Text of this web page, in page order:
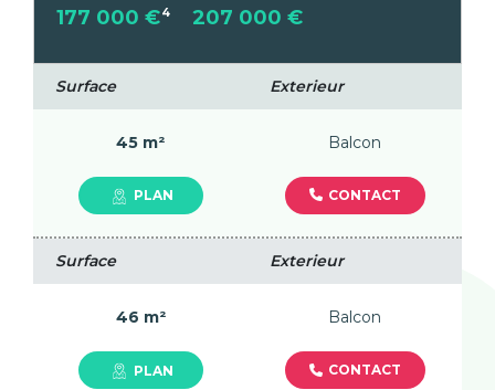
177 000 €4 207 000 €
Surface
45 m²
Exterieur
Balcon
PLAN CONTACT
Surface
46 m²
Exterieur
Balcon
PLAN CONTACT